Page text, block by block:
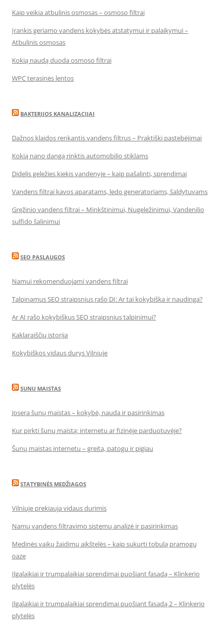
Kaip veikia atbulinis osmosas – osmoso filtrai
Įrankis geriamo vandens kokybės atstatymui ir palaikymui –
Atbulinis osmosas
Kokią naudą duoda osmoso filtrai
WPC terasinės lentos
BAKTERIJOS KANALIZACIJAI
Dažnos klaidos renkantis vandens filtrus – Praktiški pastebėjimai
Kokią nano dangą rinktis automobilio stiklams
Didelis geležies kiekis vandenyje – kaip pašalinti, sprendimai
Vandens filtrai kavos aparatams, ledo generatoriams, šaldytuvams
Gręžinio vandens filtrai – Minkštinimui, Nugeležinimui, Vandenilio
sulfido šalinimui
SEO PASLAUGOS
Namui rekomenduojami vandens filtrai
Talpinamus SEO straipsnius rašo DI: Ar tai kokybiška ir naudinga?
Ar AI rašo kokybiškus SEO straipsnius talpinimui?
Kaklaraiščių istorija
Kokybiškos vidaus durys Vilniuje
SUNU MAISTAS
Josera šunų maistas – kokybė, nauda ir pasirinkimas
Kur pirkti šunų maistą: internetu ar fizinėje parduotuvėje?
Šunų maistas internetu – greita, patogu ir pigiau
STATYBINĖS MEDŽIAGOS
Vilniuje prekiauja vidaus durimis
Namų vandens filtravimo sistemų analizė ir pasirinkimas
Medinės vaikų žaidimų aikštelės – kaip sukurti tobulą pramogų
oazę
Ilgalaikiai ir trumpalaikiai sprendimai puošiant fasadą – Klinkerio
plytelės
Ilgalaikiai ir trumpalaikiai sprendimai puošiant fasadą 2 – Klinkerio
plytelės